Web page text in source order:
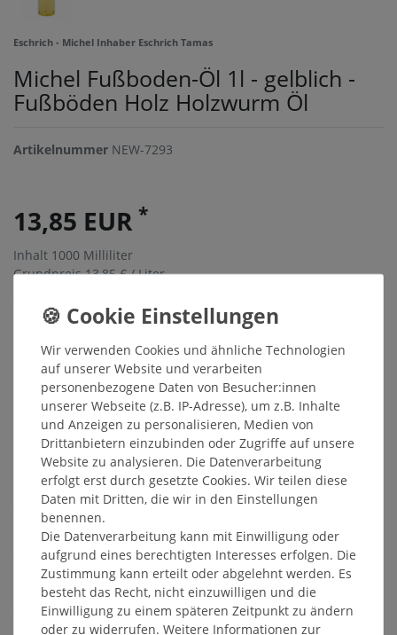
Eschrich - Michel Inhaber Eschrich Tamas
Michel Fußboden-Öl 1l - gelblich -
Fußböden Holz Holzwurm Öl
Artikelnummer NEW-7293
13,85 EUR *
Inhalt 1000 Milliliter
Grundpreis13,85 € / Liter
Sofort versandfertig, Lieferzeit 48h
In den Warenkorb
Wunschliste
* inkl. ges. MwSt. zzgl.Versandkosten
Beschreibung
Weitere Details
Wir verwenden Cookies und ähnliche Technologien
auf unserer Website und verarbeiten
personenbezogene Daten von Besucher:innen
unserer Webseite (z.B. IP-Adresse), um z.B. Inhalte
und Anzeigen zu personalisieren, Medien von
Drittanbietern einzubinden oder Zugriffe auf unsere
Website zu analysieren. Die Datenverarbeitung
erfolgt erst durch gesetzte Cookies. Wir teilen diese
Daten mit Dritten, die wir in den Einstellungen
benennen.
Die Datenverarbeitung kann mit Einwilligung oder
aufgrund eines berechtigten Interesses erfolgen. Die
Zustimmung kann erteilt oder abgelehnt werden. Es
besteht das Recht, nicht einzuwilligen und die
Einwilligung zu einem späteren Zeitpunkt zu ändern
oder zu widerrufen. Weitere Informationen zur